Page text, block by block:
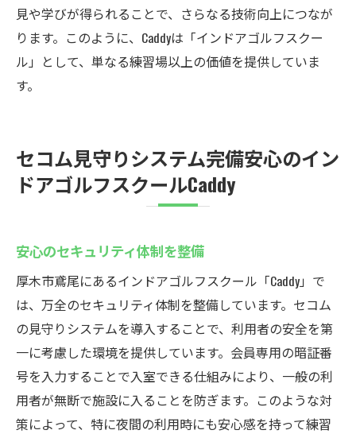
見や学びが得られることで、さらなる技術向上につなが
ります。このように、Caddyは「インドアゴルフスクー
ル」として、単なる練習場以上の価値を提供していま
す。
セコム見守りシステム完備安心のイン
ドアゴルフスクールCaddy
安心のセキュリティ体制を整備
厚木市鳶尾にあるインドアゴルフスクール「Caddy」で
は、万全のセキュリティ体制を整備しています。セコム
の見守りシステムを導入することで、利用者の安全を第
一に考慮した環境を提供しています。会員専用の暗証番
号を入力することで入室できる仕組みにより、一般の利
用者が無断で施設に入ることを防ぎます。このような対
策によって、特に夜間の利用時にも安心感を持って練習